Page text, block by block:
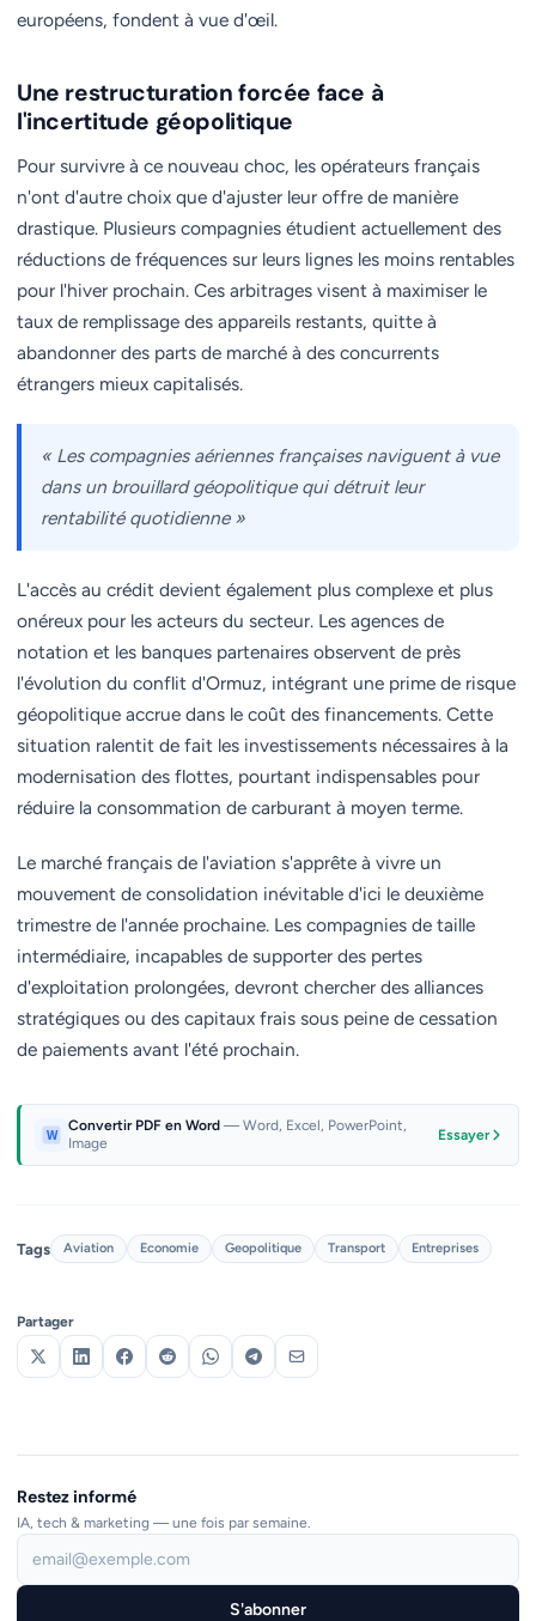
européens, fondent à vue d'œil.
Une restructuration forcée face à
l'incertitude géopolitique
Pour survivre à ce nouveau choc, les opérateurs français
n'ont d'autre choix que d'ajuster leur offre de manière
drastique. Plusieurs compagnies étudient actuellement des
réductions de fréquences sur leurs lignes les moins rentables
pour l'hiver prochain. Ces arbitrages visent à maximiser le
taux de remplissage des appareils restants, quitte à
abandonner des parts de marché à des concurrents
étrangers mieux capitalisés.
« Les compagnies aériennes françaises naviguent à vue
dans un brouillard géopolitique qui détruit leur
rentabilité quotidienne »
L'accès au crédit devient également plus complexe et plus
onéreux pour les acteurs du secteur. Les agences de
notation et les banques partenaires observent de près
l'évolution du conflit d'Ormuz, intégrant une prime de risque
géopolitique accrue dans le coût des financements. Cette
situation ralentit de fait les investissements nécessaires à la
modernisation des flottes, pourtant indispensables pour
réduire la consommation de carburant à moyen terme.
Le marché français de l'aviation s'apprête à vivre un
mouvement de consolidation inévitable d'ici le deuxième
trimestre de l'année prochaine. Les compagnies de taille
intermédiaire, incapables de supporter des pertes
d'exploitation prolongées, devront chercher des alliances
stratégiques ou des capitaux frais sous peine de cessation
de paiements avant l'été prochain.
Convertir PDF en Word — Word, Excel, PowerPoint,
Image
Essayer
Tags Aviation Economie Geopolitique Transport Entreprises
Partager
Restez informé
IA, tech & marketing — une fois par semaine.
S'abonner